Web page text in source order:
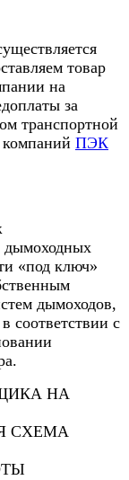
товар
на
за
транспортной
ПЭК
дымоходных
«под ключ»
дымоходов,
соответствии с
НА
СХЕМА